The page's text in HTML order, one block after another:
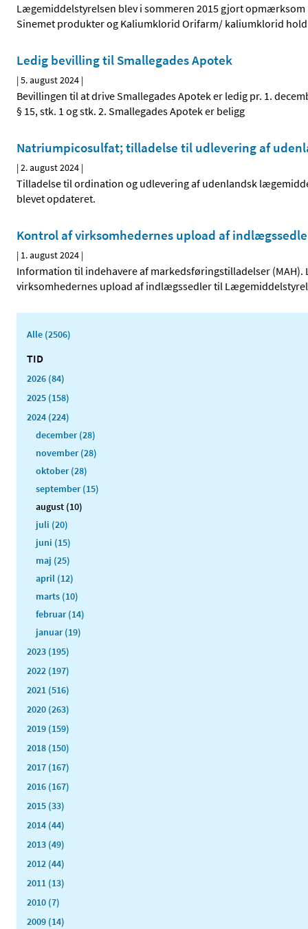
Lægemiddelstyrelsen blev i sommeren 2015 gjort
Sinemet produkter og Kaliumklorid Orifarm/ kaliumklorid
Ledig bevilling til Smallegades Apotek
|5. august 2024 |
Bevillingen til at drive Smallegades Apotek er ledig pr. 1.
§ 15, stk. 1 og stk. 2. Smallegades Apotek er beligg
Natriumpicosulfat; tilladelse til udlevering af
|2. august 2024 |
Tilladelse til ordination og udlevering af udenlandsk
blevet opdateret.
Kontrol af virksomhedernes upload af
| 1. august 2024 |
Information til indehavere af markedsføringstilladelser
virksomhedernes upload af indlægssedler til
Alle (2506)
TID
2026 (84)
2025 (158)
2024 (224)
december (28)
november (28)
oktober (28)
september (15)
august (10)
juli (20)
juni (15)
maj (25)
april (12)
marts (10)
februar (14)
januar (19)
2023 (195)
2022 (197)
2021 (516)
2020 (263)
2019 (159)
2018 (150)
2017 (167)
2016 (167)
2015 (33)
2014 (44)
2013 (49)
2012 (44)
2011 (13)
2010 (7)
2009 (14)